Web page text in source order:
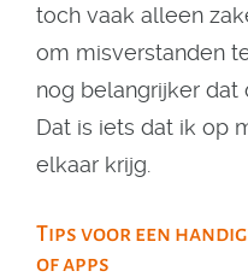
toch vaak alleen
om misverstanden
nog belangrijker dat
Dat is iets dat ik op
elkaar krijg.
Tips voor een
of apps